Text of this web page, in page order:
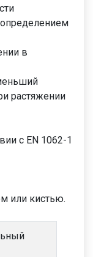
определением
в
растяжении
с EN 1062-1
или кистью.